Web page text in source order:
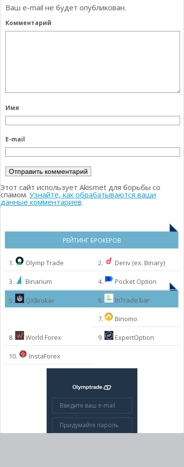
Ваш e-mail не будет опубликован.
Комментарий
Имя
E-mail
Этот сайт использует Akismet для борьбы со
спамом. Узнайте, как обрабатываются ваши
данные комментариев.
РЕЙТИНГ БРОКЕРОВ
1. Olymp Trade 2. Deriv (ex. Binary)
3. Binarium 4. Pocket Option
5. QXBroker 6. InTrade.bar
7. Binomo
8. World Forex 9. ExpertOption
10. InstaForex